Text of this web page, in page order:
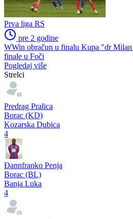
Prva liga RS
pre 2 godine
WWin obračun u finalu Kupa "dr
finale u Foči
Pogledaj više
Strelci
Predrag Pralica
Borac (KD)
Kozarska Dubica
4
Đannfranko Penja
Borac (BL)
Banja Luka
4